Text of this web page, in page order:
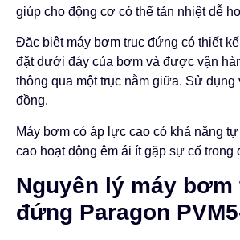
giúp cho động cơ có thể tản nhiệt dễ
Đặc biệt máy bơm trục đứng có thiết
đặt dưới đáy của bơm và được vận
thông qua một trục nằm giữa. Sử dụng
đồng.
Máy bơm có áp lực cao có khả năng
cao hoạt động êm ái ít gặp sự cố trong
Nguyên lý máy bơm
đứng Paragon